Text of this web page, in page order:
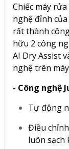
Chiếc máy
nghệ đỉnh
rất thành
hữu 2 công
AI Dry Assist
nghệ trên
- Công nghệ
Tự động
Điều
luôn sạch